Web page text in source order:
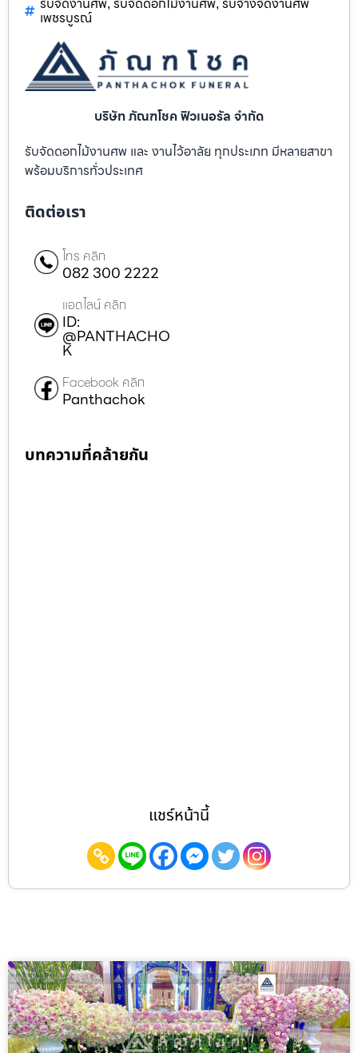
, ,
เพชรบูรณ์
บริษัท ภัณฑโชค ฟิวเนอรัล จำกัด
รับจัดดอกไม้งานศพ และ งานไว้อาลัย ทุกประเภท มีหลายสาขา
พร้อมบริการทั่วประเทศ
ติดต่อเรา
โทร คลิก
082 300 2222
แอดไลน์ คลิก
ID:
@PANTHACHO
K
Facebook คลิก
Panthachok
บทความที่คล้ายกัน
แชร์หน้านี้